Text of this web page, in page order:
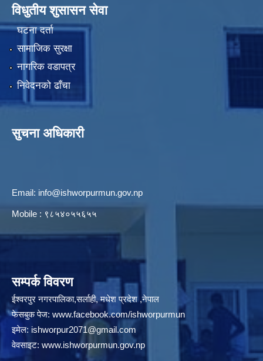
विधुतीय शुसासन सेवा
घटना दर्ता
सामाजिक सुरक्षा
नागरिक वडापत्र
निवेदनको ढाँचा
सुचना अधिकारी
Email: info@ishworpurmun.gov.np
Mobile : ९८५४०५५६५५
सम्पर्क विवरण
ईश्वरपुर नगरपालिका,सर्लाही, मधेश प्रदेश ,नेपाल
फेसबुक पेज: www.facebook.com/ishworpurmun
इमेल: ishworpur2071@gmail.com
वेवसाइट: www.ishworpurmun.gov.np